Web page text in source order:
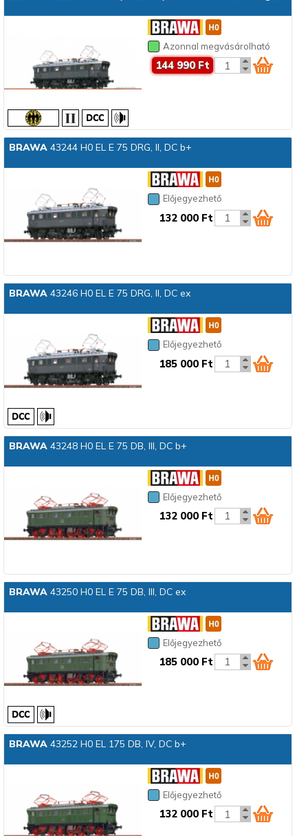
Azonnal megvásárolható
144 990 Ft
BRAWA43244 H0 EL E 75 DRG, II, DC b+
Előjegyezhető
132 000 Ft
BRAWA43246 H0 EL E 75 DRG, II, DC ex
Előjegyezhető
185 000 Ft
BRAWA43248 H0 EL E 75 DB, III, DC b+
Előjegyezhető
132 000 Ft
BRAWA43250 H0 EL E 75 DB, III, DC ex
Előjegyezhető
185 000 Ft
BRAWA43252 H0 EL 175 DB, IV, DC b+
Előjegyezhető
132 000 Ft